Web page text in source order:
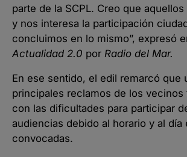
parte de la SCPL. Creo que
y nos interesa la participación
concluimos en lo mismo”, expresó
Actualidad 2.0 por Radio del Mar.
En ese sentido, el edil remarcó que
principales reclamos de los vecinos
con las dificultades para participar
audiencias debido al horario y al día
convocadas.